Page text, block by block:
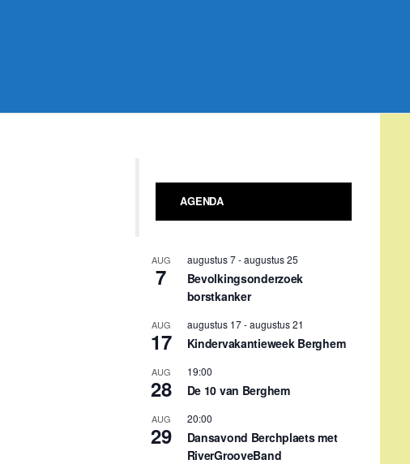
AGENDA
AUG
7
augustus 7-augustus 25
Bevolkingsonderzoek
borstkanker
AUG
17
augustus 17-augustus 21
Kindervakantieweek Berghem
AUG
28
19:00
De 10 van Berghem
AUG
29
20:00
Dansavond Berchplaets met
RiverGrooveBand